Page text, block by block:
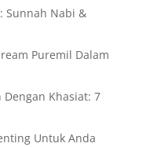
Sunnah Nabi &
Puremil Dalam
Dengan Khasiat: 7
Untuk Anda